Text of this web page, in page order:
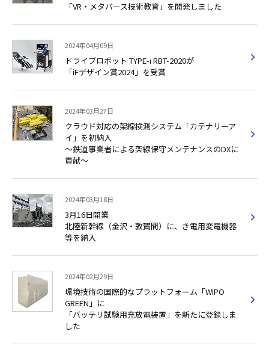
「VR・メタバース技術教育」を開発しました
2024年04月09日
ドライブロボット TYPE-i RBT-2020が
「iFデザイン賞2024」を受賞
2024年03月27日
クラウド対応の架線検測システム「カテナリーア
イ」を初納入
～鉄道事業者による架線保守メンテナンスのDXに
貢献～
2024年03月18日
3月16日開業
北陸新幹線（金沢・敦賀間）に、き電用変電機器
等を納入
2024年02月29日
環境技術の国際的なプラットフォーム「WIPO
GREEN」に
「バッテリ試験用充放電装置」を新たに登録しま
した